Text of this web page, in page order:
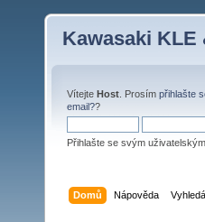
Kawasaki KLE
Vítejte Host . Prosím přihlašte
email??
Přihlašte se svým
Domů Nápověda